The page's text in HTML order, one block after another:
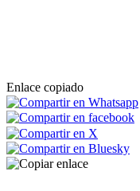
Enlace copiado